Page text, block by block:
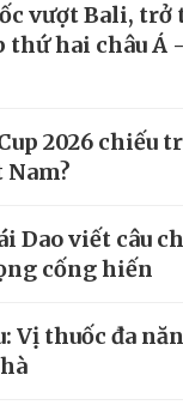
vượt Bali,
thứ hai châu Á
2026 chiếu
Dao viết câu
cống hiến
Vị thuốc đa